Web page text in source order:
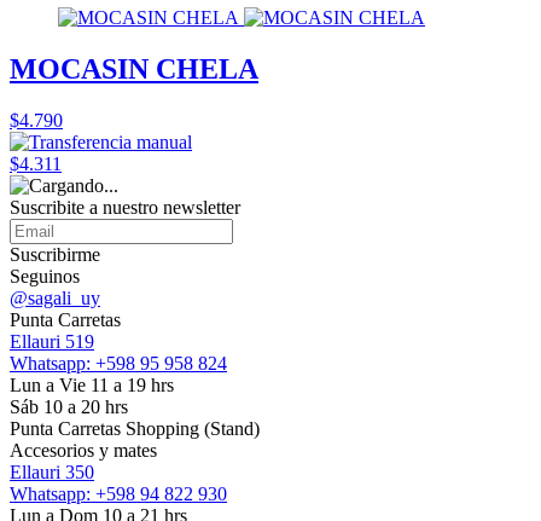
MOCASIN CHELA
$4.790
$4.311
Suscribite a nuestro newsletter
Suscribirme
Seguinos
@sagali_uy
Punta Carretas
Ellauri 519
Whatsapp: +598 95 958 824
Lun a Vie 11 a 19 hrs
Sáb 10 a 20 hrs
Punta Carretas Shopping (Stand)
Accesorios y mates
Ellauri 350
Whatsapp: +598 94 822 930
Lun a Dom 10 a 21 hrs